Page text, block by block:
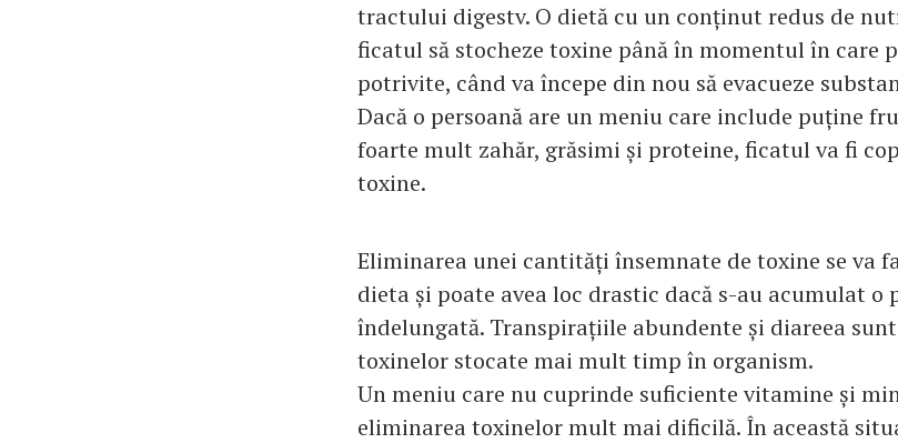
tractului digestv. O dietă cu un conținut redus de
ficatul să stocheze toxine până în momentul în care
potrivite, când va începe din nou să evacueze
Dacă o persoană are un meniu care include puține
foarte mult zahăr, grăsimi și proteine, ficatul va fi
toxine.
Eliminarea unei cantități însemnate de toxine se va
dieta și poate avea loc drastic dacă s-au acumulat o
îndelungată. Transpirațiile abundente și diareea
toxinelor stocate mai mult timp în organism.
Un meniu care nu cuprinde suficiente vitamine și
eliminarea toxinelor mult mai dificilă. În această